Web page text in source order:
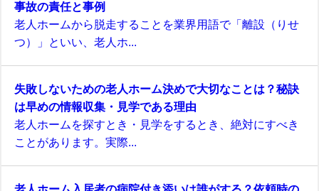
事故の責任と事例
老人ホームから脱走することを業界用語で「離設（りせ
つ）」といい、老人ホ...
失敗しないための老人ホーム決めで大切なことは？秘訣
は早めの情報収集・見学である理由
老人ホームを探すとき・見学をするとき、絶対にすべき
ことがあります。実際...